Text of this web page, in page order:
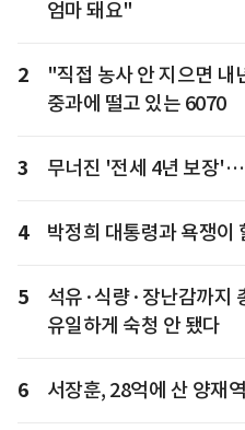
엄마 돼요"
2
"직접 농사 안 지으면
중과에 떨고 있는 6070
3 무너진 '전세 4년 보장
4 박정희 대통령과 욕쟁이
5
석유·식량·장난감까지
유일하게 숙청 안 됐다
6 서장훈, 28억에 산 양재